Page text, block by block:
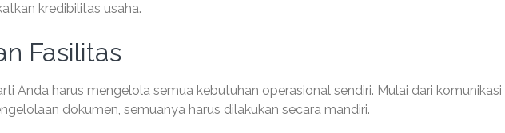
kredibilitas usaha.
Fasilitas
Anda harus mengelola semua kebutuhan operasional sendiri. Mulai dari komunikasi
dokumen, semuanya harus dilakukan secara mandiri.